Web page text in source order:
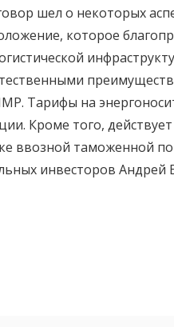
шел о некоторых
которое
Тарифы на
Кроме того,
ввозной таможенной
инвесторов Андрей